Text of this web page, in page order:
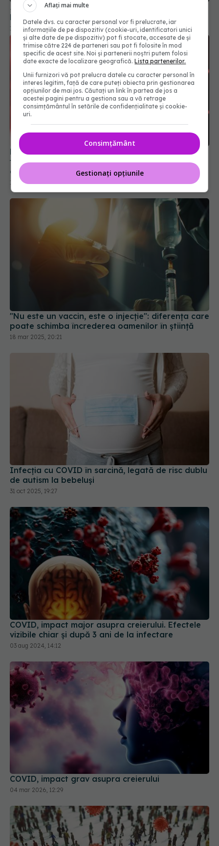
Jumătate dintre pacienții cu COVID-19 dezvoltă
long-COVID
15 dec 2025, 19:11
Pandemia de COVID-19 rămâne doar un subiect
tabu în China, la 5 ani de la anunțul primului
deces legat de virus
13 ian 2025, 09:49
"Nu este un vaccin, este o injecție": diferența care
poate schimba încrederea oamenilor în știință
18 mar 2025, 20:21
Infecția cu COVID în sarcină, legată de risc dublu
de autism la bebeluși
31 oct 2025, 19:27
COVID, impact major asupra creierului. Efectele
vizibile chiar și după 3 ani de la infectare
03 aug 2024, 14:12
COVID, impact grav asupra creierului
04 mar 2026, 12:29
Aflați mai multe
Datele dvs. cu caracter personal vor fi prelucrate, iar
informațiile de pe dispozitiv (cookie-uri, identificatori unici
și alte date de pe dispozitiv) pot fi stocate, accesate de și
trimise către 224 de parteneri sau pot fi folosite în mod
specific de acest site. Noi și partenerii noștri putem folosi
date exacte de localizare geografică.Lista partenerilor.
Unii furnizori vă pot prelucra datele cu caracter personal în
interes legitim, față de care puteți obiecta prin gestionarea
opțiunilor de mai jos. Căutați un link în partea de jos a
acestei pagini pentru a gestiona sau a vă retrage
consimțământul în setările de confidențialitate și cookie-
uri.
Consimțământ
Gestionați opțiunile